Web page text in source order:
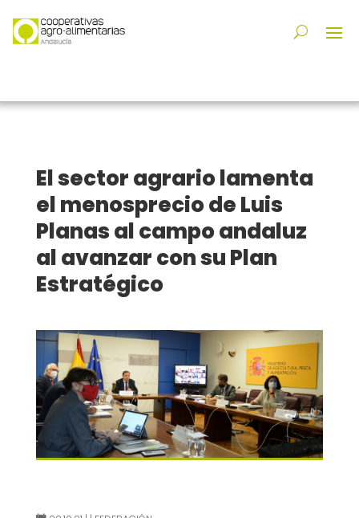
El sector agrario lamenta
el menosprecio de Luis
Planas al campo andaluz
al avanzar con su Plan
Estratégico